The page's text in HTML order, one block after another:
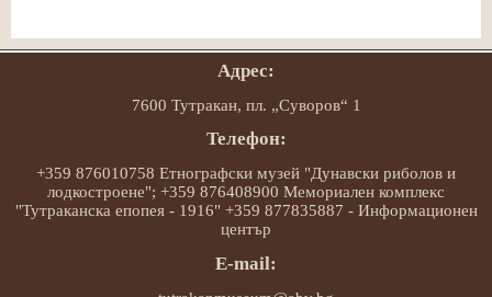
Адрес:
7600 Тутракан, пл. „Суворов“ 1
Телефон:
+359 876010758 Етнографски музей "Дунавски риболов и
лодкостроене"; +359 876408900 Мемориален комплекс
"Тутраканска епопея - 1916" +359 877835887 - Информационен
център
E-mail: